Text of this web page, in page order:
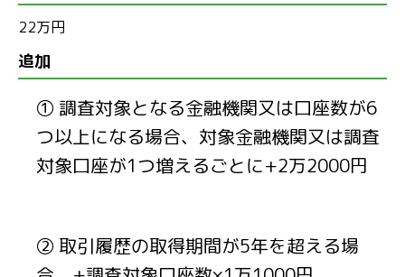
22万円
追加
① 調査対象となる金融機関又は口座数が6
つ以上になる場合、対象金融機関又は調査
対象口座が1つ増えるごとに+2万2000円
② 取引履歴の取得期間が5年を超える場